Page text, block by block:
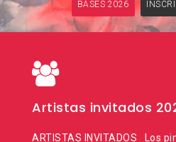
BASES 2026
Artistas invitados
ARTISTAS INVITADOS Los